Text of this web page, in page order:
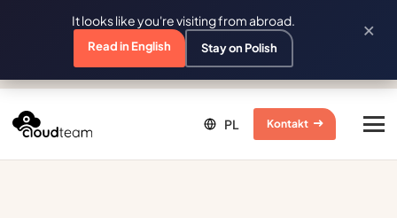
Kontakt
It looks like you're visiting from abroad.
Read in English Stay on Polish
×